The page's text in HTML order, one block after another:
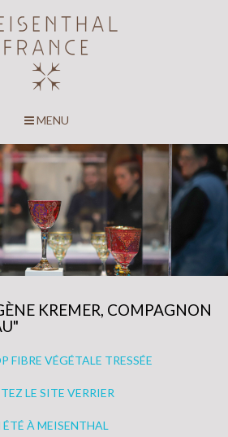
MENU
KREMER, COMPAGNON
FIBRE VÉGÉTALE TRESSÉE
LE SITE VERRIER
ÉTÉ À MEISENTHAL